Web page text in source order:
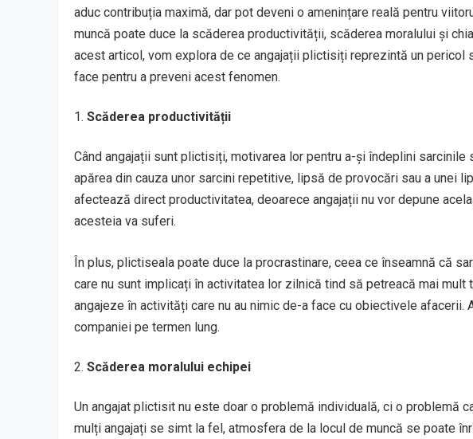
aduc contribuția maximă, dar pot deveni o amenințare reală pentru
muncă poate duce la scăderea productivității, scăderea moralului și
acest articol, vom explora de ce angajații plictisiți reprezintă un pericol
face pentru a preveni acest fenomen.
Scăderea productivității
Când angajații sunt plictisiți, motivarea lor pentru a-și îndeplini
apărea din cauza unor sarcini repetitive, lipsă de provocări sau a unei
afectează direct productivitatea, deoarece angajații nu vor depune
acesteia va suferi.
În plus, plictiseala poate duce la procrastinare, ceea ce înseamnă că
care nu sunt implicați în activitatea lor zilnică tind să petreacă mai
angajeze în activități care nu au nimic de-a face cu obiectivele afacerii.
companiei pe termen lung.
Scăderea moralului echipei
Un angajat plictisit nu este doar o problemă individuală, ci o problemă
mulți angajați se simt la fel, atmosfera de la locul de muncă se poate